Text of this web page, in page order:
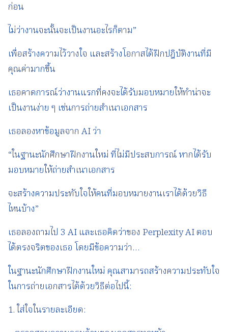
ก่อน
ไม่ว่างานจะนั้นจะเป็นงานอะไรก็ตาม”
เพื่อสร้างความไว้วางใจ และสร้างโอกาสได้ฝึกปฎิบัติงานที่มี
คุณค่ามากขึ้น
เธอคาดการณ์ว่างานแรกที่คงจะได้รับมอบหมายให้ทำน่าจะ
เป็นงานง่าย ๆ เช่นการถ่ายสำเนาเอกสาร
เธอลองหาข้อมูลจาก AI ว่า
“ในฐานะนักศึกษาฝึกงานใหม่ ที่ไม่มีประสบการณ์ หากได้รับ
มอบหมายให้ถ่ายสำเนาเอกสาร
จะสร้างความประทับใจให้คนที่มอบหมายงานเราได้ด้วยวิธี
ไหนบ้าง”
เธอลองถามไป 3 AI และเธอคิดว่าของ Perplexity AI ตอบ
ได้ตรงจริตของเธอ โดยมีข้อความว่า…
ในฐานะนักศึกษาฝึกงานใหม่ คุณสามารถสร้างความประทับใจ
ในการถ่ายเอกสารได้ด้วยวิธีต่อไปนี้:
1. ใส่ใจในรายละเอียด: